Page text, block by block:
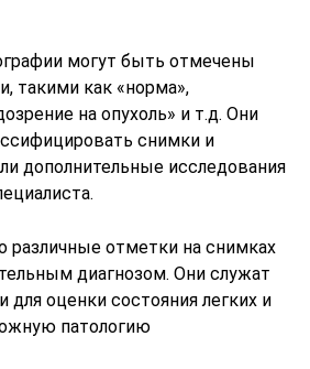
могут быть отмечены
такими как «норма»,
на опухоль» и т.д. Они
снимки и
дополнительные исследования
различные отметки на снимках
диагнозом. Они служат
оценки состояния легких и
патологию